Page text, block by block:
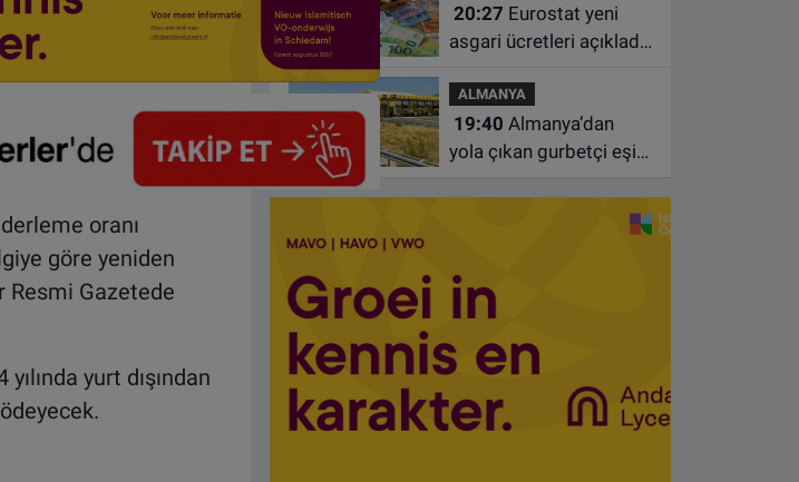
oranı
göre yeniden
Resmi Gazetede
yurt dışından
20:27
asgari ücretleri açıkladı:
sıraya yükseldi
ALMANYA
19:40
yola çıkan gurbetçi eşini